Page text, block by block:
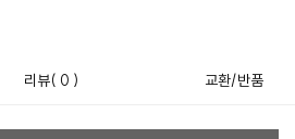
리뷰( 0 ) 교환/반품